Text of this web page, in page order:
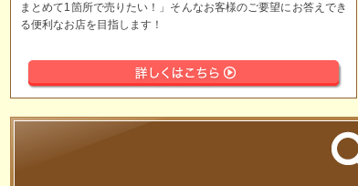
まとめて1箇所で売りたい！」そんなお客様のご要望にお答えでき
る便利なお店を目指します！